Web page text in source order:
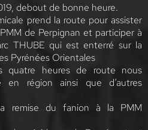
debout de bonne heure.
prend la route pour assister
de Perpignan et participer à
THUBE qui est enterré sur la
Pyrénées Orientales
quatre heures de route nous
en région ainsi que d’autres
remise du fanion à la PMM